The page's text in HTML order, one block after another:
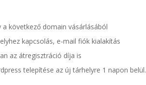
következő domain vásárlásából
kapcsolás, e-mail fiók kialakítás
az átregisztráció díja is
telepítése az új tárhelyre 1 napon belül.